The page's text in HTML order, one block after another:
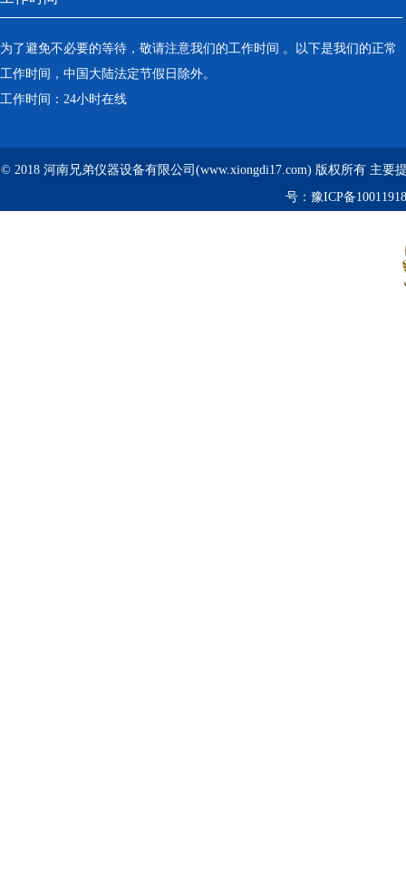
为了避免不必要的等待，敬请注意我们的工作时间 。以下是我们的正常
工作时间，中国大陆法定节假日除外。
工作时间：24小时在线
© 2018 河南兄弟仪器设备有限公司(www.xiongdi17.com) 版权所有 主要
号： 豫ICP备